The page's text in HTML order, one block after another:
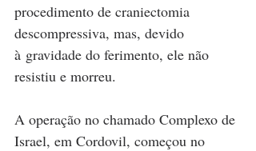
procedimento de craniectomia
descompressiva, mas, devido
à gravidade do ferimento, ele não
resistiu e morreu.
A operação no chamado Complexo de
Israel, em Cordovil, começou no